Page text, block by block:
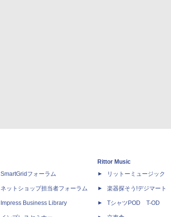
SmartGridフォーラム
ネットショップ担当者フォーラム
Impress Business Library
Rittor Music
リットーミュージック
楽器探そう!デジマート
TシャツPOD T-OD